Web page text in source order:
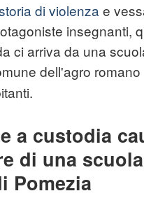
di violenza e
insegnanti,
ci arriva da una
dell'agro
a custodia
di una scuola
Pomezia